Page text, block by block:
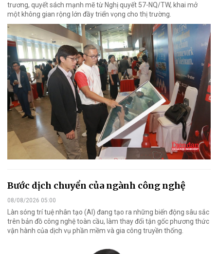
trương, quyết sách mạnh mẽ từ Nghị quyết 57-NQ/TW, khai mở
một không gian rộng lớn đầy triển vọng cho thị trường.
Bước dịch chuyển của ngành công nghệ
08/08/2026 05:00
Làn sóng trí tuệ nhân tạo (AI) đang tạo ra những biến động sâu sắc
trên bản đồ công nghệ toàn cầu, làm thay đổi tận gốc phương thức
vận hành của dịch vụ phần mềm và gia công truyền thống.